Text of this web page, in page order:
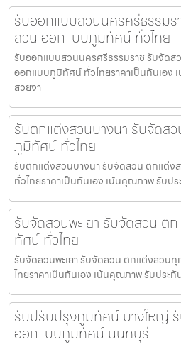
รับออกแบบสวนนครศรีธรรม
สวน ออกแบบภูมิทัศน์ ทั่วไทย
รับออกแบบสวนนครศรีธรรมราช รับจัด
ออกแบบภูมิทัศน์ ทั่วไทยราคาเป็นกันเอง
สวยงา
รับตกแต่งสวนบางนา รับจัดส
ภูมิทัศน์ ทั่วไทย
รับตกแต่งสวนบางนา รับจัดสวน ตกแต่
ทั่วไทยราคาเป็นกันเอง เน้นคุณภาพ รับป
รับจัดสวนพะเยา รับจัดสวน ต
ทัศน์ ทั่วไทย
รับจัดสวนพะเยา รับจัดสวน ตกแต่งสวน
ไทยราคาเป็นกันเอง เน้นคุณภาพ รับประ
รับปรับปรุงภูมิทัศน์ บางใหญ่
ออกแบบภูมิทัศน์ นนทบุรี